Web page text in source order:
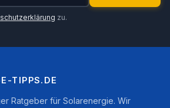
zu.
TIPPS.DE
Ratgeber für Solarenergie. Wir